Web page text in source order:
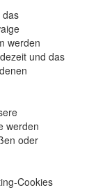
das
werden
und das
werden
oder
Cookies